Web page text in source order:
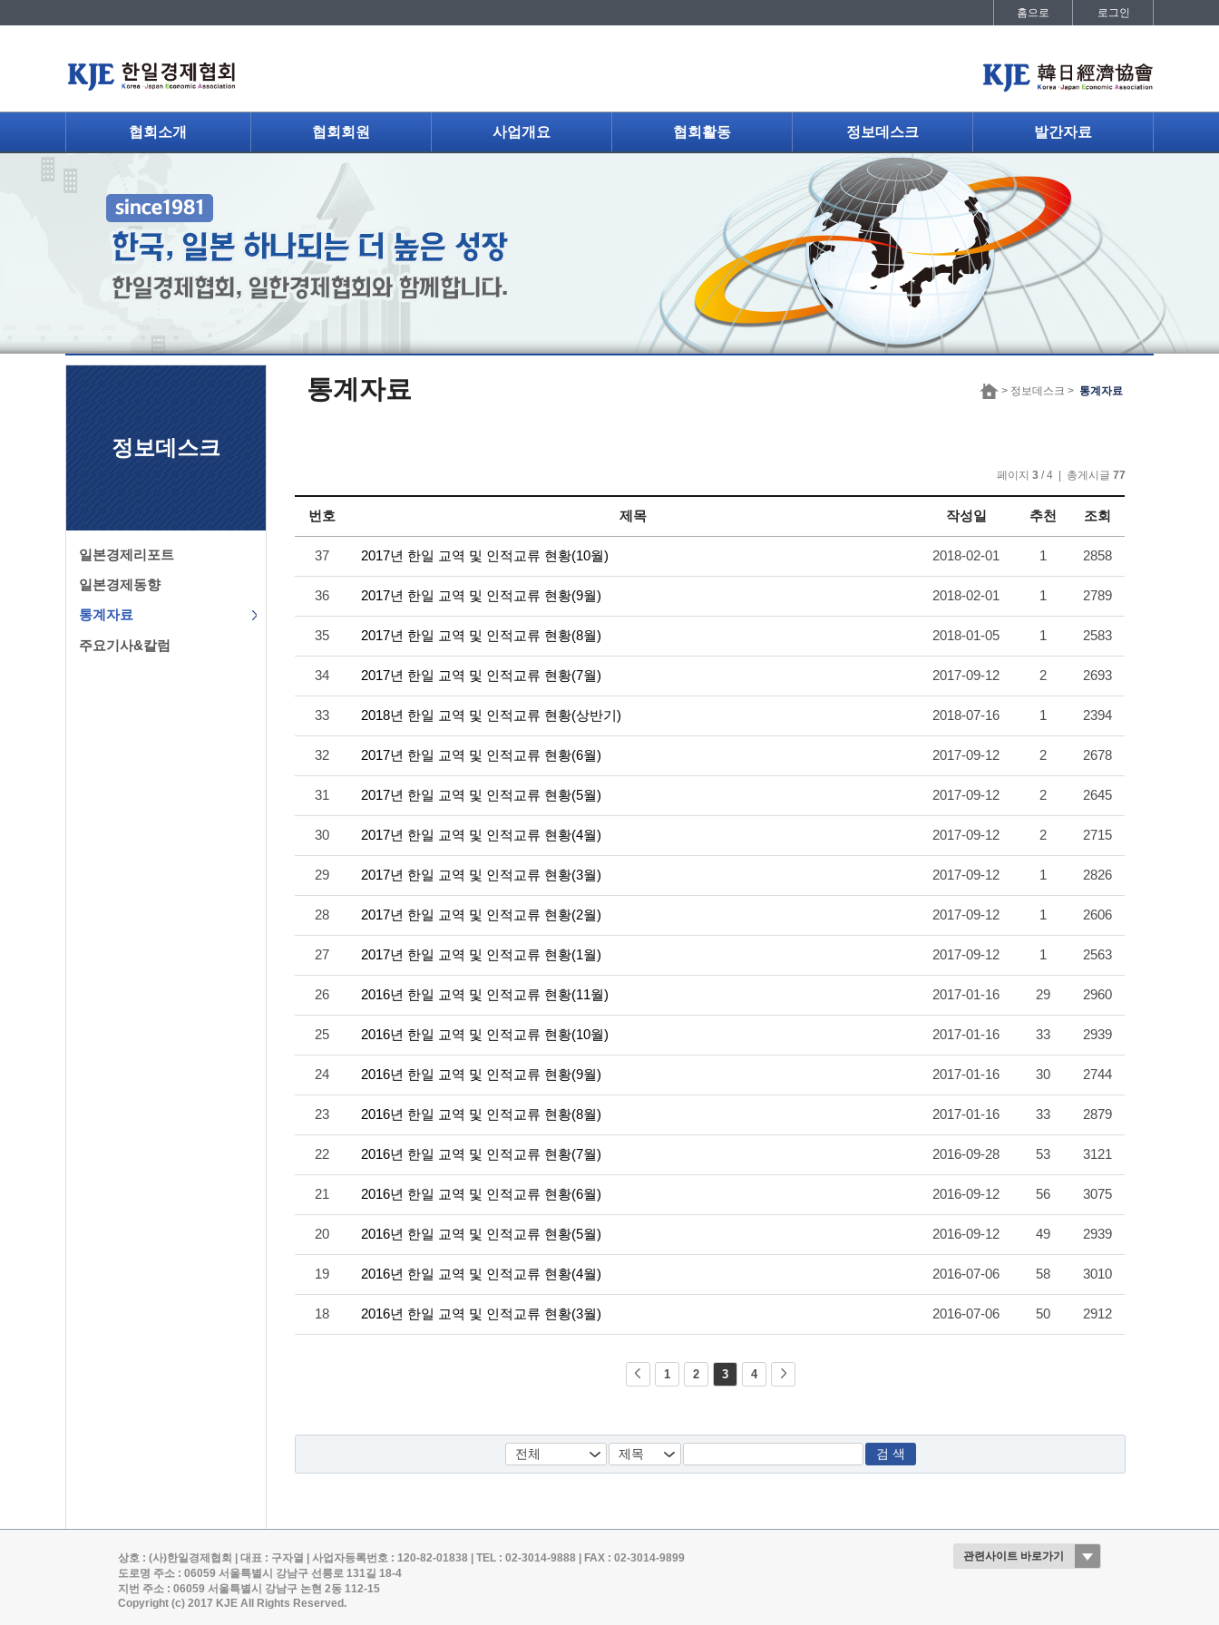
홈으로 로그인
협회소개 협회회원 사업개요 협회활동 정보데스크 발간자료
정보데스크
일본경제리포트
일본경제동향
통계자료
주요기사&칼럼
통계자료 > 정보데스크 > 통계자료
페이지 3/ 4 | 총게시글 77
번호 제목 작성일 추천 조회
37 2017년 한일 교역 및 인적교류 현황(10월) 2018-02-01 1 2858
36 2017년 한일 교역 및 인적교류 현황(9월) 2018-02-01 1 2789
35 2017년 한일 교역 및 인적교류 현황(8월) 2018-01-05 1 2583
34 2017년 한일 교역 및 인적교류 현황(7월) 2017-09-12 2 2693
33 2018년 한일 교역 및 인적교류 현황(상반기) 2018-07-16 1 2394
32 2017년 한일 교역 및 인적교류 현황(6월) 2017-09-12 2 2678
31 2017년 한일 교역 및 인적교류 현황(5월) 2017-09-12 2 2645
30 2017년 한일 교역 및 인적교류 현황(4월) 2017-09-12 2 2715
29 2017년 한일 교역 및 인적교류 현황(3월) 2017-09-12 1 2826
28 2017년 한일 교역 및 인적교류 현황(2월) 2017-09-12 1 2606
27 2017년 한일 교역 및 인적교류 현황(1월) 2017-09-12 1 2563
26 2016년 한일 교역 및 인적교류 현황(11월) 2017-01-16 29 2960
25 2016년 한일 교역 및 인적교류 현황(10월) 2017-01-16 33 2939
24 2016년 한일 교역 및 인적교류 현황(9월) 2017-01-16 30 2744
23 2016년 한일 교역 및 인적교류 현황(8월) 2017-01-16 33 2879
22 2016년 한일 교역 및 인적교류 현황(7월) 2016-09-28 53 3121
21 2016년 한일 교역 및 인적교류 현황(6월) 2016-09-12 56 3075
20 2016년 한일 교역 및 인적교류 현황(5월) 2016-09-12 49 2939
19 2016년 한일 교역 및 인적교류 현황(4월) 2016-07-06 58 3010
18 2016년 한일 교역 및 인적교류 현황(3월) 2016-07-06 50 2912
1 2 3 4
검 색
상호 : (사)한일경제협회 | 대표 : 구자열 | 사업자등록번호 : 120-82-01838 | TEL : 02-3014-9888 | FAX : 02-3014-9899
도로명 주소 : 06059 서울특별시 강남구 선릉로 131길 18-4
지번 주소 : 06059 서울특별시 강남구 논현 2동 112-15
Copyright (c) 2017 KJE All Rights Reserved.